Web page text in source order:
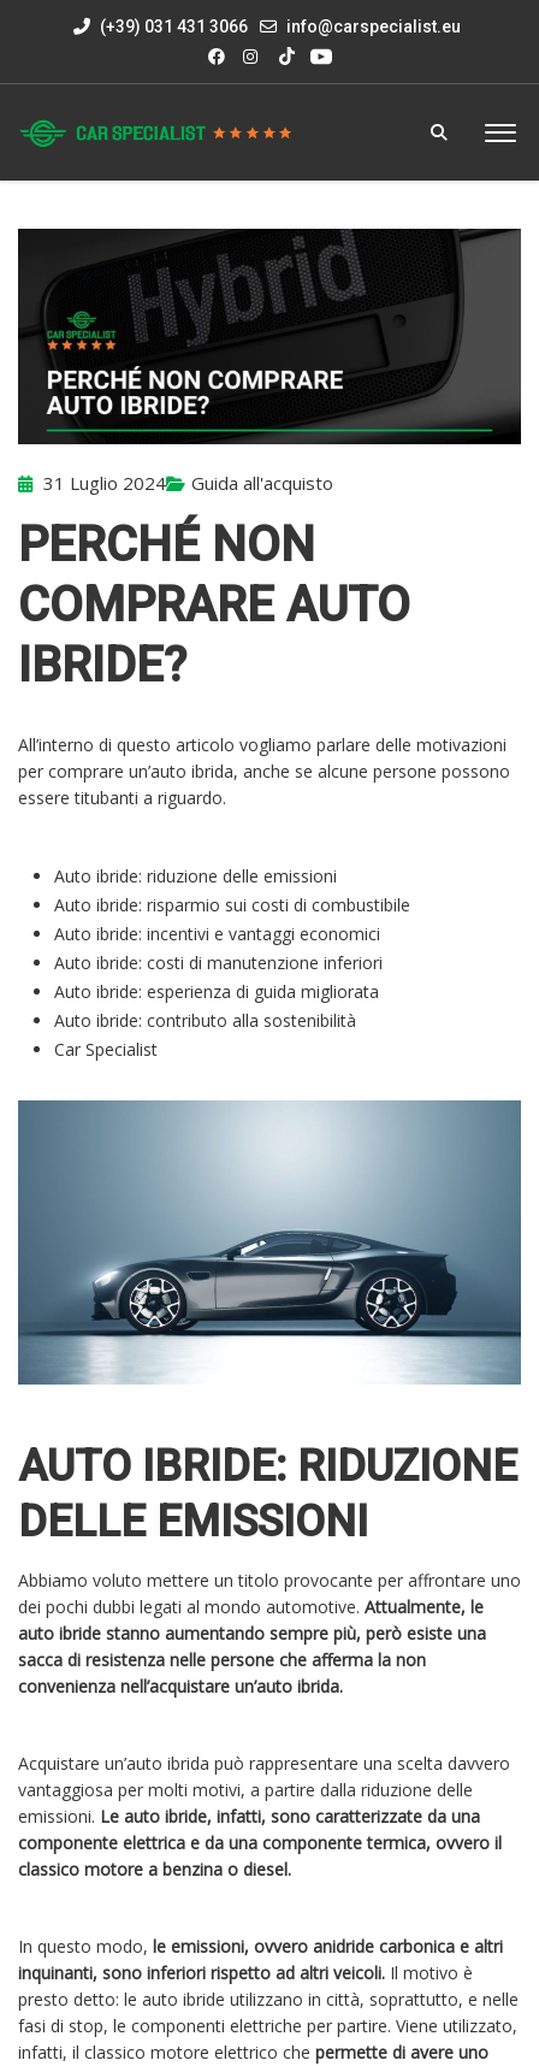
(+39) 031 431 3066 info@carspecialist.eu
31 Luglio 2024 Guida all'acquisto
PERCHÉ NON
COMPRARE AUTO
IBRIDE?
All’interno di questo articolo vogliamo parlare delle motivazioni
per comprare un’auto ibrida, anche se alcune persone possono
essere titubanti a riguardo.
Auto ibride: riduzione delle emissioni
Auto ibride: risparmio sui costi di combustibile
Auto ibride: incentivi e vantaggi economici
Auto ibride: costi di manutenzione inferiori
Auto ibride: esperienza di guida migliorata
Auto ibride: contributo alla sostenibilità
Car Specialist
AUTO IBRIDE: RIDUZIONE
DELLE EMISSIONI
Abbiamo voluto mettere un titolo provocante per affrontare uno
dei pochi dubbi legati al mondo automotive. Attualmente, le
auto ibride stanno aumentando sempre più, però esiste una
sacca di resistenza nelle persone che afferma la non
convenienza nell’acquistare un’auto ibrida.
Acquistare un’auto ibrida può rappresentare una scelta davvero
vantaggiosa per molti motivi, a partire dalla riduzione delle
emissioni. Le auto ibride, infatti, sono caratterizzate da una
componente elettrica e da una componente termica, ovvero il
classico motore a benzina o diesel.
In questo modo, le emissioni, ovvero anidride carbonica e altri
inquinanti, sono inferiori rispetto ad altri veicoli. Il motivo è
presto detto: le auto ibride utilizzano in città, soprattutto, e nelle
fasi di stop, le componenti elettriche per partire. Viene utilizzato,
infatti, il classico motore elettrico che permette di avere uno